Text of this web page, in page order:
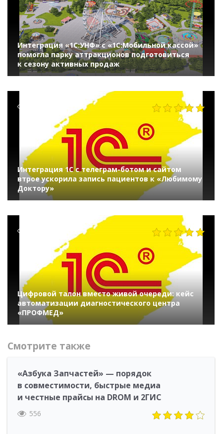
Интеграция «1С:УНФ» с «1С:Мобильной кассой»
помогла парку аттракционов подготовиться
к сезону активных продаж
Интеграция 1С с телеграм-ботом и сайтом
втрое ускорила запись пациентов к «Любимому
Доктору»
Цифровой талон вместо живой очереди: кейс
автоматизации диагностического центра
«ПРОФМЕД»
Смотрите также
«Азбука Запчастей» — порядок
в совместимости, быстрые медиа
и честные прайсы на DROM и 2ГИС
556